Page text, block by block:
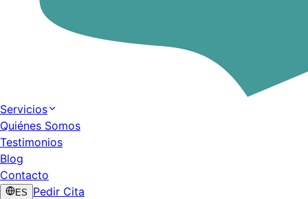
Servicios
Quiénes Somos
Testimonios
Blog
Contacto
ES Pedir Cita